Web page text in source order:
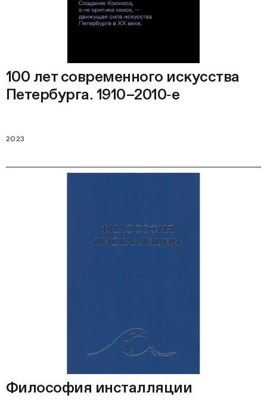
100 лет современного искусства
Петербурга. 1910–2010‑е
2023
Философия инсталляции